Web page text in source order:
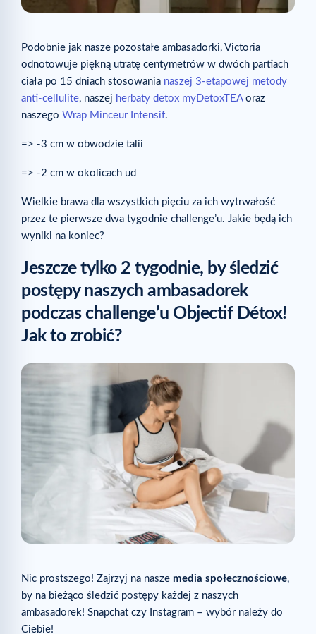
Podobnie jak nasze pozostałe ambasadorki, Victoria
odnotowuje piękną utratę centymetrów w dwóch partiach
ciała po 15 dniach stosowania naszej 3-etapowej metody
anti-cellulite, naszej herbaty detox myDetoxTEAoraz
naszego Wrap Minceur Intensif.
=> -3 cm w obwodzie talii
=> -2 cm w okolicach ud
Wielkie brawa dla wszystkich pięciu za ich wytrwałość
przez te pierwsze dwa tygodnie challenge’u. Jakie będą ich
wyniki na koniec?
Jeszcze tylko 2 tygodnie, by śledzić
postępy naszych ambasadorek
podczas challenge’u Objectif Détox!
Jak to zrobić?
Nic prostszego! Zajrzyj na nasze media społecznościowe,
by na bieżąco śledzić postępy każdej z naszych
ambasadorek! Snapchat czy Instagram – wybór należy do
Ciebie!